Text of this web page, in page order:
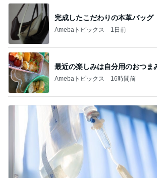
完成したこだわりの本革バッグ
Amebaトピックス 1日前
最近の楽しみは自分用のおつま
Amebaトピックス 16時間前